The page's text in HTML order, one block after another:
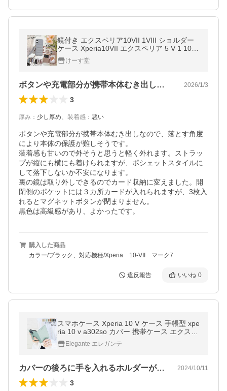
鏡付き エクスペリア10VII 1VIII ショルダー
ケース Xperia10VII エクスペリア 5 V 1 10 VI
I 10V IV III ケース ショルダー カード 背面 ぷ
くぷく ぷっくり
けーす堂
ボタンや充電部分が携帯本体むき出しなの… 2026/1/3
3
厚み ： 少し厚め、 装着感 ： 悪い
ボタンや充電部分が携帯本体むき出しなので、落とす角度
により本体の保護が難しそうです。
装着感も甘いので外そうと思うと軽く外れます。ストラッ
プが縦にも横にも着けられますが、ポシェットスタイルに
して落下しないか不安になります。
裏の鏡は取り外しできるのでカード収納に変えました。開
閉側のポケットには３カ所カードが入れられますが、3枚入
れるとマグネットボタンが閉まりません。
黒色は高級感があり、よかったです。
購入した商品
カラー/ブラック、対応機種/Xperia 10-VII マーク7
違反報告 いいね 0
スマホケース Xperia 10 V ケース 手帳型 xpe
ria 10 v a302so カバー 携帯ケース エクスペ
リア 手帳型ケース JG
Elegante エレガンテ
カバーの後ろに手を入れるホルダーがある… 2024/10/11
3